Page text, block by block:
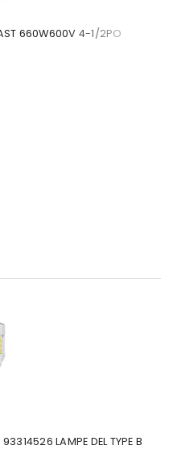
660W600V 4-1/2PO
LAMPE DEL TYPE B